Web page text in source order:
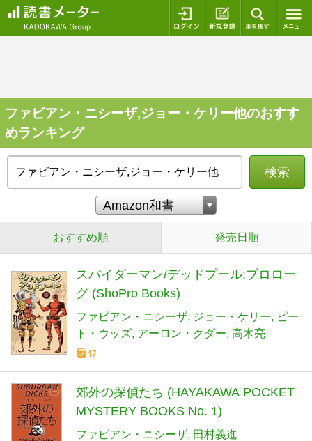
ログイン 新規登録
ファビアン・ニシーザ,ジョー・ケリー他のおすす
めランキング
検索
おすすめ順 発売日順
スパイダーマン/デッドプール:プロロー
グ (ShoPro Books)
ファビアン・ニシーザ ジョー・ケリー
ピー
ト・ウッズ アーロン・クダー 高木亮
47
郊外の探偵たち (HAYAKAWA POCKET
MYSTERY BOOKS No. 1)
ファビアン・ニシーザ 田村義進